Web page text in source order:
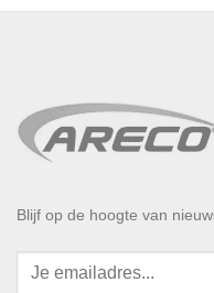
Blijf op de hoogte van